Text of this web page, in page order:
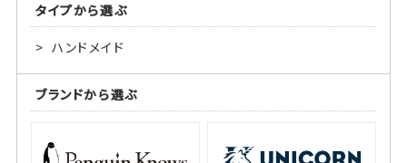
タイプから選ぶ
ハンドメイド
ブランドから選ぶ